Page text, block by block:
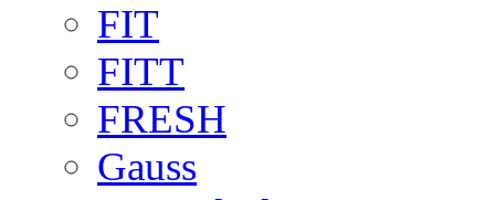
FIT
FITT
FRESH
Gauss